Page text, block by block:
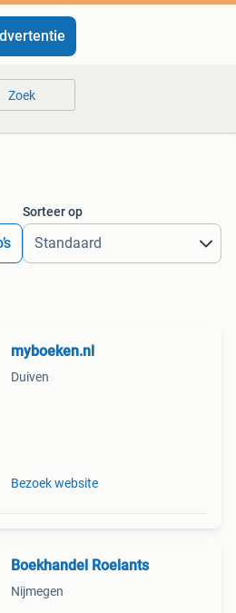
Zoek
Sorteer op
myboeken.nl
Duiven
Bezoek website
Boekhandel Roelants
Nijmegen